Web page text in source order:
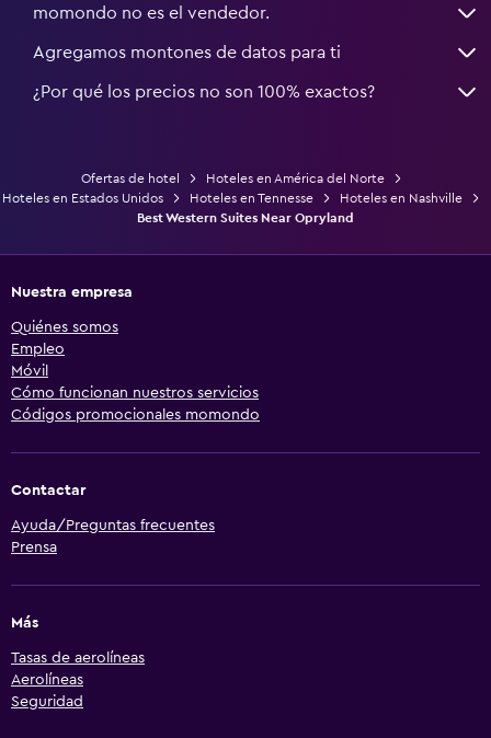
momondo no es el vendedor.
Agregamos montones de datos para ti
¿Por qué los precios no son 100% exactos?
Ofertas de hotel
Hoteles en América del Norte
Hoteles en Estados Unidos
Hoteles en Tennesse
Hoteles en Nashville
Best Western Suites Near Opryland
Nuestra empresa
Quiénes somos
Empleo
Móvil
Cómo funcionan nuestros servicios
Códigos promocionales momondo
Contactar
Ayuda/Preguntas frecuentes
Prensa
Más
Tasas de aerolíneas
Aerolíneas
Seguridad